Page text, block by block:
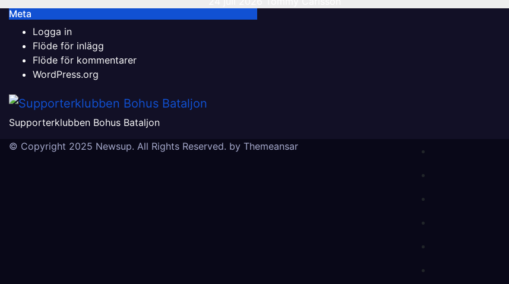
Meta
Logga in
Flöde för inlägg
Flöde för kommentarer
WordPress.org
Supporterklubben Bohus Bataljon
© Copyright 2025 Newsup. All Rights Reserved. by Themeansar